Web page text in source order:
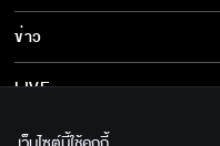
ซีรีส์นานาชาติ
การ์ตูน & เกม
รายการทั้งหมด
ข่าว
ข่าวทั้งหมด
LIVE
เกี่ยวกับเรา